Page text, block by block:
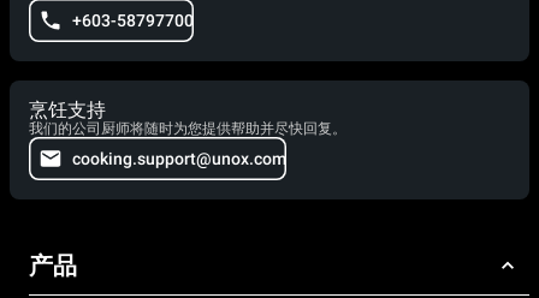
+603-58797700
烹饪支持
我们的公司厨师将随时为您提供帮助并尽快回复。
cooking.support@unox.com
产品